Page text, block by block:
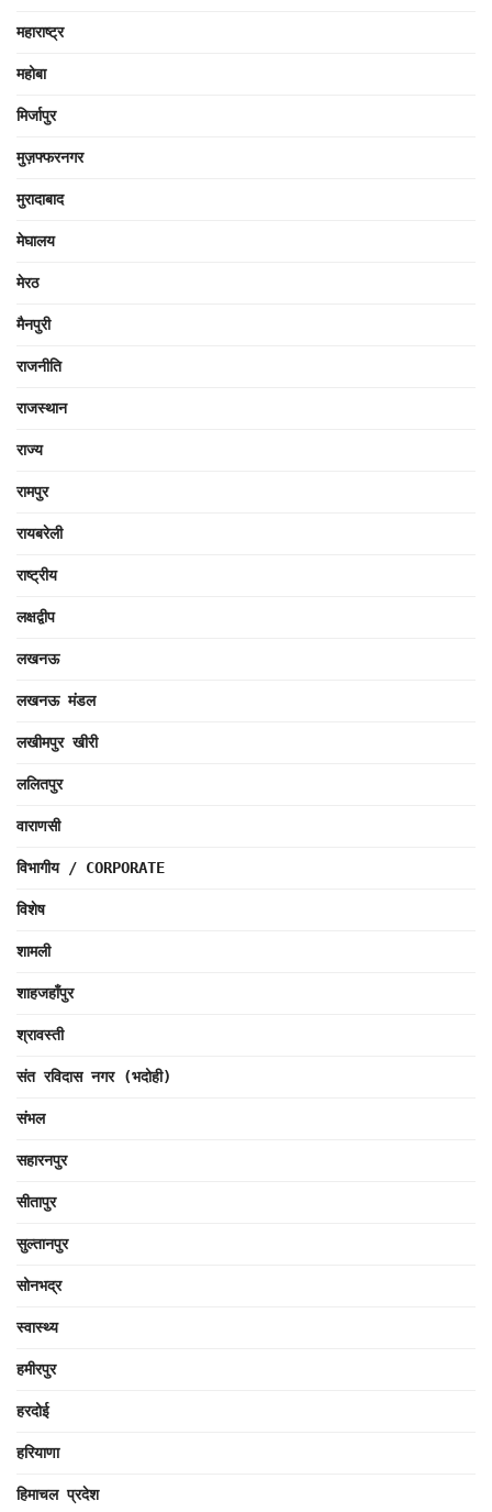
महाराष्ट्र
महोबा
मिर्जापुर
मुज़फ्फरनगर
मुरादाबाद
मेघालय
मेरठ
मैनपुरी
राजनीति
राजस्थान
राज्य
रामपुर
रायबरेली
राष्ट्रीय
लक्षद्वीप
लखनऊ
लखनऊ मंडल
लखीमपुर खीरी
ललितपुर
वाराणसी
विभागीय / CORPORATE
विशेष
शामली
शाहजहाँपुर
श्रावस्ती
संत रविदास नगर (भदोही)
संभल
सहारनपुर
सीतापुर
सुल्तानपुर
सोनभद्र
स्वास्थ्य
हमीरपुर
हरदोई
हरियाणा
हिमाचल प्रदेश